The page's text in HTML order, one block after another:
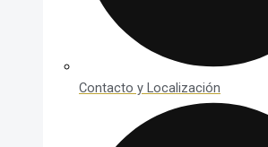
Contacto y Localización